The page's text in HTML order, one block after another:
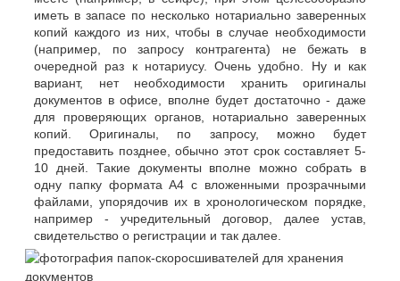
иметь в запасе по несколько нотариально заверенных
копий каждого из них, чтобы в случае необходимости
(например, по запросу контрагента) не бежать в
очередной раз к нотариусу. Очень удобно. Ну и как
вариант, нет необходимости хранить оригиналы
документов в офисе, вполне будет достаточно - даже
для проверяющих органов, нотариально заверенных
копий. Оригиналы, по запросу, можно будет
предоставить позднее, обычно этот срок составляет 5-
10 дней. Такие документы вполне можно собрать в
одну папку формата А4 с вложенными прозрачными
файлами, упорядочив их в хронологическом порядке,
например - учредительный договор, далее устав,
свидетельство о регистрации и так далее.